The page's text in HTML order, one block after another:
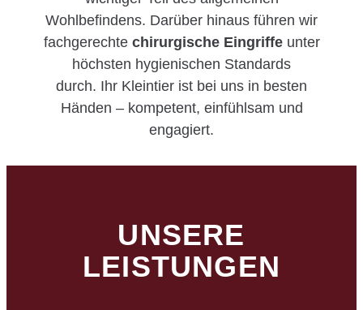
Wohlbefindens. Darüber hinaus führen wir
fachgerechte chirurgische Eingriffeunter
höchsten hygienischen Standards
durch. Ihr Kleintier ist bei uns in besten
Händen – kompetent, einfühlsam und
engagiert.
UNSERE
LEISTUNGEN